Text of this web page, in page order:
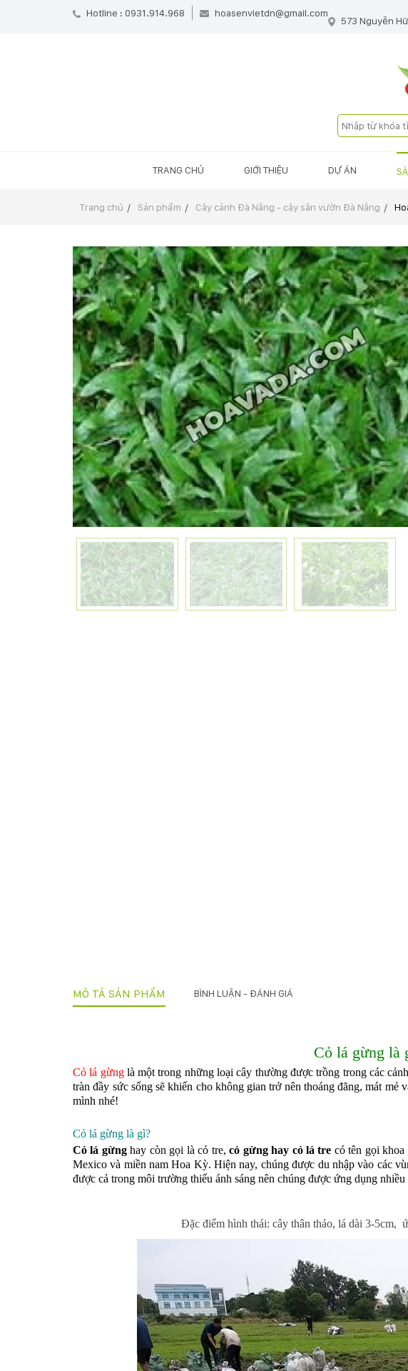
Hotline : 0931.914.968 hoasenvietdn@gmail.com
573 Nguyễn
TRANG CHỦ GIỚI THIỆU DỰ ÁN
Trang chủ Sản phẩm Cây cảnh Đà Nẵng - cây sân vườn Đà Nẵng
MÔ TẢ SẢN PHẨM BÌNH LUẬN - ĐÁNH GIÁ
Cỏ lá gừng là
Cỏ lá gừng là một trong những loại cây thường được trồng trong các
tràn đầy sức sống sẽ khiến cho không gian trở nên thoáng đãng, mát
mình nhé!
Cỏ lá gừng là gì?
Cỏ lá gừnghay còn gọi là cỏ tre,cỏ gừng hay cỏ lá tre có tên gọi
Mexico và miền nam Hoa Kỳ. Hiện nay, chúng được du nhập vào các
được cả trong môi trường thiếu ánh sáng nên chúng được ứng dụng
Đặc điểm hình thái: cây thân thảo, lá dài 3-5cm,